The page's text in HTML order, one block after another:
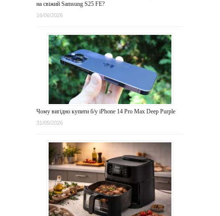
на свіжий Samsung S25 FE?
16/06/2026
Чому вигідно купити б/у iPhone 14 Pro Max Deep Purple
31/05/2026